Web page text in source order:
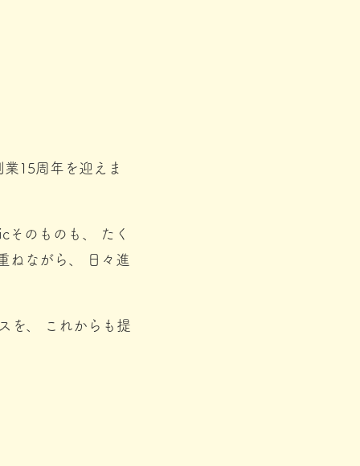
15周年を迎えま
そのものも、 たく
ねながら、 日々進
を、 これからも提